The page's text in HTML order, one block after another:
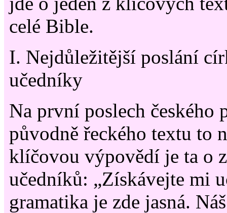
celé Bible.
I. Nejdůležitější poslání
učedníky
Na první poslech českého
původně řeckého textu to
klíčovou výpovědí je ta o
učedníků: „Získávejte mi
gramatika je zde jasná.